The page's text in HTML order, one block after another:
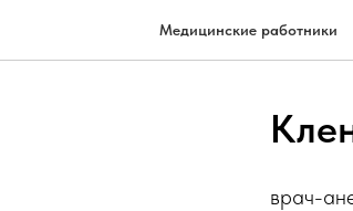
Медицинские работники
врач-